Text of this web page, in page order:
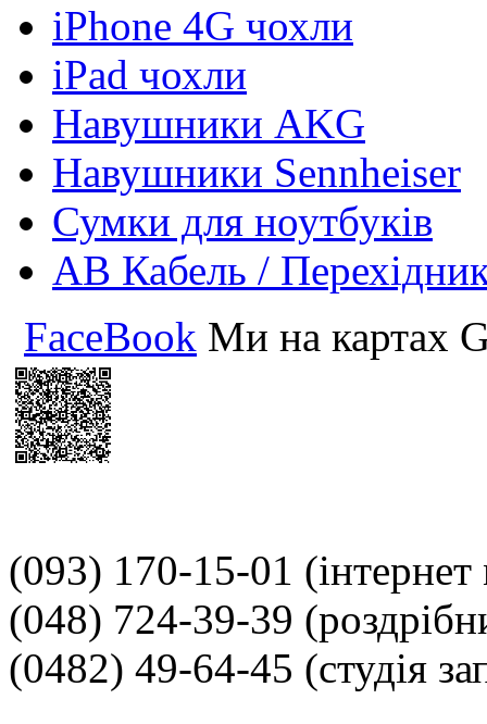
iPhone 4G чохли
iPad чохли
Навушники AKG
Навушники Sennheiser
Сумки для ноутбуків
АВ Кабель /
FaceBook Ми на картах
(093) 170-15-01
(048) 724-39-39
(0482) 49-64-45 (студія